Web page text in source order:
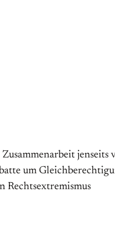
jenseits
um
Rechtsextremismus